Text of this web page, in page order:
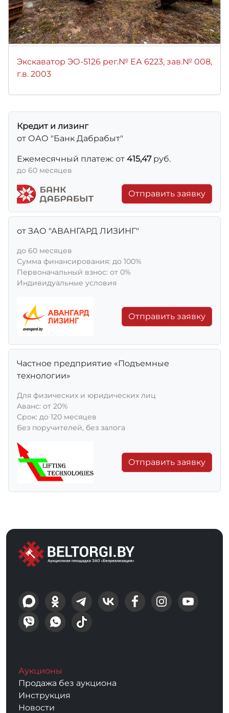
Экскаватор ЭО-5126 рег.№ ЕА 6223, зав.№ 008,
г.в. 2003
Кредит и лизинг
от ОАО "Банк Дабрабыт"
Ежемесячный платеж: от 415,47руб.
до 60 месяцев
Отправить заявку
от ЗАО "АВАНГАРД ЛИЗИНГ"
до 60 месяцев
Сумма финансирования: до 100%
Первоначальный взнос: от 0%
Индивидуальные условия
Отправить заявку
Частное предприятие «Подъемные
технологии»
Для физических и юридических лиц
Aванс: от 20%
Срок: до 120 месяцев
Без поручителей, без залога
Отправить заявку
Аукционы
Продажа без аукциона
Инструкция
Новости